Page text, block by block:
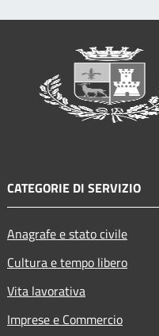
CATEGORIE DI SERVIZIO
Anagrafe e stato civile
Cultura e tempo libero
Vita lavorativa
Imprese e Commercio